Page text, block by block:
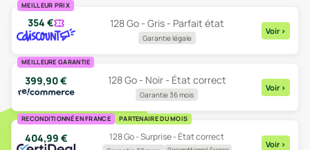
MEILLEUR PRIX
354 € 128 Go - Gris - Parfait état
Garantie légale
Voir >
MEILLEURE GARANTIE
399,90€ 128 Go - Noir - État correct
Garantie 36 mois
Voir >
RECONDITIONNÉ EN FRANCE PARTENAIRE DU MOIS
404,99 € 128 Go - Surprise - État correct
Voir >